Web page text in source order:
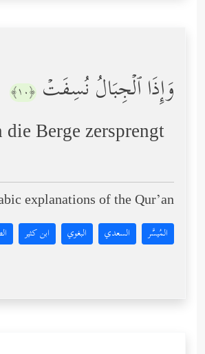
وَإِذَا ٱلۡجِبَالُ نُسِفَتۡ ﴿١٠﴾
Berge zersprengt
explanations of the Qur’an:
المُيسَّر السعدي البغوي ابن كثير